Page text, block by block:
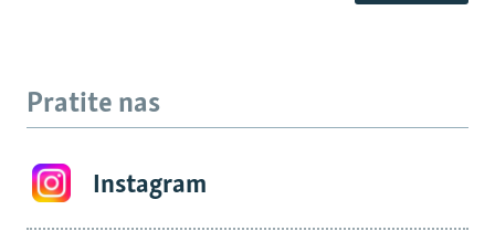
Pratite nas
Instagram